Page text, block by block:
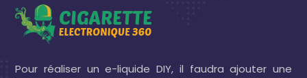
Pour réaliser un e-liquide DIY, il faudra ajouter une